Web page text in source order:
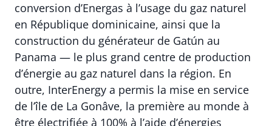
conversion d’Energas à l’usage du gaz naturel
en République dominicaine, ainsi que la
construction du générateur de Gatún au
Panama — le plus grand centre de production
d’énergie au gaz naturel dans la région. En
outre, InterEnergy a permis la mise en service
de l’île de La Gonâve, la première au monde à
être électrifiée à 100% à l’aide d’énergies